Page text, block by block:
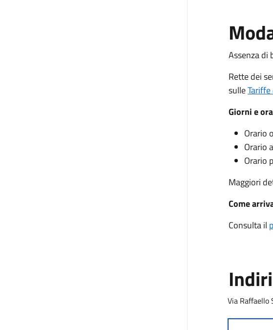
Assenza di
Rette dei
sulle
Giorni e
Orario
Orario
Orario
Maggiori
Come
Consulta il
Via Raffaello